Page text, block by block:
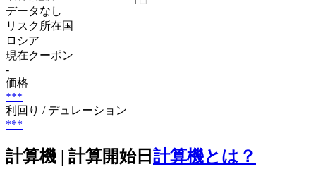
データなし
リスク所在国
ロシア
現在クーポン
-
価格
***
利回り / デュレーション
***
計算機 | 計算開始日 計算機とは？